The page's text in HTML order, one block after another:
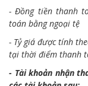
- Đồng tiền thanh
toán bằng ngoại tệ
- Tỷ giá được tính
tại thời điểm thanh
- Tài khoản nhận